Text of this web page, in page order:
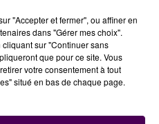
TRAITÉE
"Accepter et fermer", ou affiner en
dans "Gérer mes choix".
sur "Continuer sans
que pour ce site. Vous
votre consentement à tout
situé en bas de chaque page.